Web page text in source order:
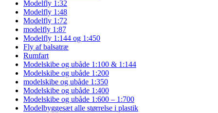
Modelfly 1:32
Modelfly 1:48
Modelfly 1:72
modelfly 1:87
Modelfly 1:144 og 1:450
Fly af balsatræ
Rumfart
Modelskibe og ubåde 1:100 & 1:144
Modelskibe og ubåde 1:200
modelskibe og ubåde 1:350
Modelskibe og ubåde 1:400
Modelskibe og ubåde 1:600 – 1:700
Modelbyggesæt alle størrelse i plastik